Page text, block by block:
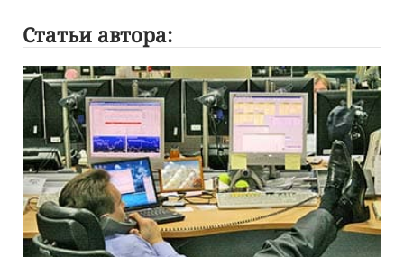
Статьи автора: